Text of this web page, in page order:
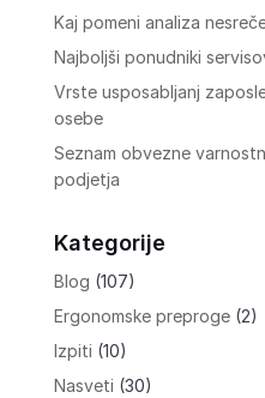
Kaj pomeni analiza
Najboljši ponudniki
Vrste usposabljanj
osebe
Seznam obvezne
podjetja
Kategorije
Blog (107)
Ergonomske preproge(2)
Izpiti (10)
Nasveti (30)